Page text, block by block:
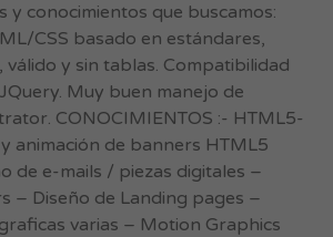
y conocimientos que buscamos:
CSS basado en estándares,
válido y sin tablas. Compatibilidad
Muy buen manejo de
CONOCIMIENTOS :- HTML5-
animación de banners HTML5
de e-mails / piezas digitales –
– Diseño de Landing pages –
varias – Motion Graphics